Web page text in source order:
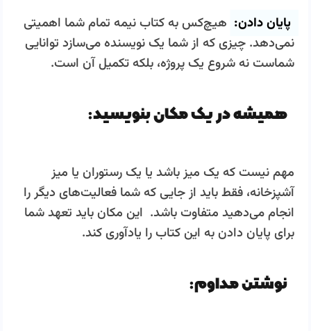
پایان دادن: هیچ‌کس به کتاب نیمه تمام شما اهمیتی
نمی‌­دهد. چیزی که از شما یک نویسنده می‌­سازد توانایی
شماست نه شروع یک پروژه، بلکه تکمیل آن است.
همیشه در یک مکان بنویسید:
مهم نیست که یک میز باشد یا یک رستوران یا میز
آشپزخانه، فقط باید از جایی که شما فعالیت‌­های دیگر را
انجام می‌­دهید متفاوت باشد. این مکان باید تعهد شما
برای پایان دادن به این کتاب را یادآوری کند.
نوشتن مداوم: